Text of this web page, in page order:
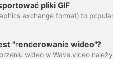
pliki GIF
"renderowanie wideo"?